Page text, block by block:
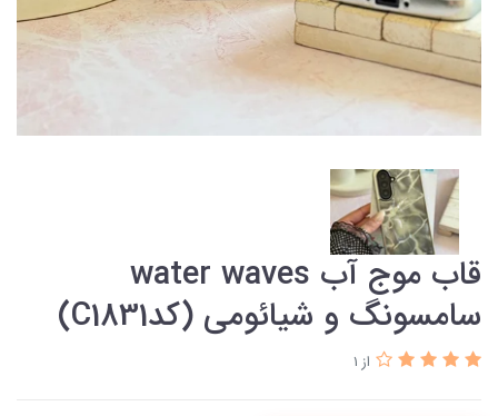
قاب موج آب water waves
سامسونگ و شیائومی (کدC1831)
از 1